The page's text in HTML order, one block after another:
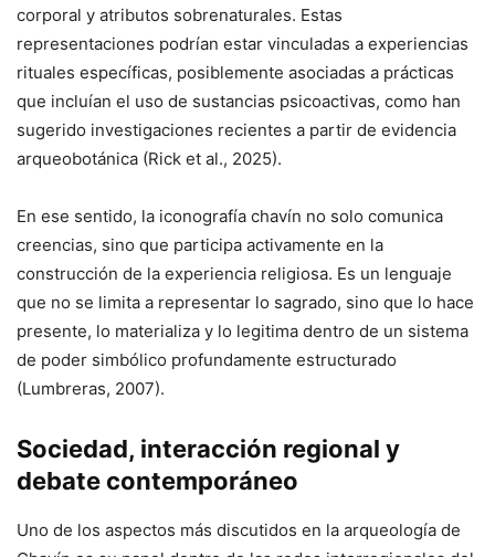
corporal y atributos sobrenaturales. Estas
representaciones podrían estar vinculadas a experiencias
rituales específicas, posiblemente asociadas a prácticas
que incluían el uso de sustancias psicoactivas, como han
sugerido investigaciones recientes a partir de evidencia
arqueobotánica (Rick et al., 2025).
En ese sentido, la iconografía chavín no solo comunica
creencias, sino que participa activamente en la
construcción de la experiencia religiosa. Es un lenguaje
que no se limita a representar lo sagrado, sino que lo hace
presente, lo materializa y lo legitima dentro de un sistema
de poder simbólico profundamente estructurado
(Lumbreras, 2007).
Sociedad, interacción regional y
debate contemporáneo
Uno de los aspectos más discutidos en la arqueología de